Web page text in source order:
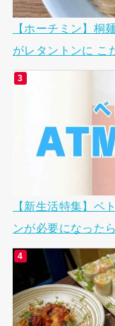
【ホーチミン】桐
がレタントンに こ
【新生活特集】ベ
ンが必要になった